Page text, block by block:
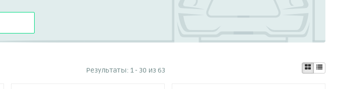
Результаты: 1 - 30 из 63